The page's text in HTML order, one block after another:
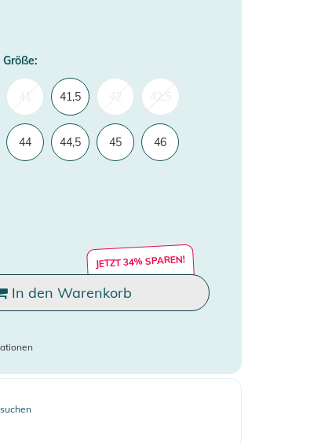
41,5
44 44,5 45 46
JETZT 34% SPAREN!
In den Warenkorb